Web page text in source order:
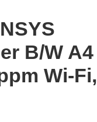
B/W A4
Wi-Fi,